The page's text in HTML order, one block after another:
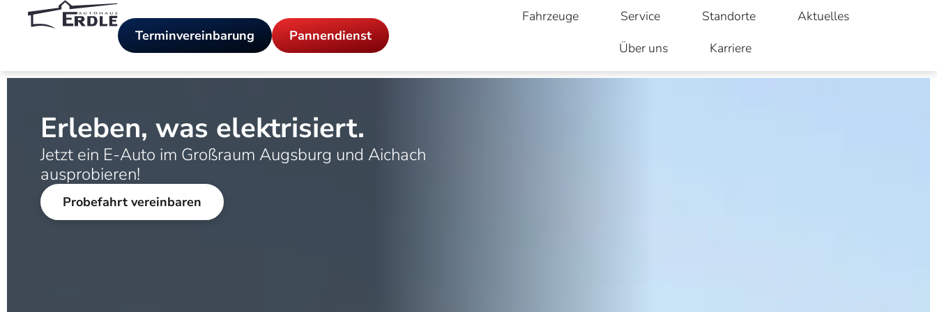
Fahrzeuge Service Standorte
Aktuelles
Über uns
Karriere
Terminvereinbarung Pannendienst
Erleben, was elektrisiert.
Jetzt ein E-Auto im Großraum Augsburg und Aichach
ausprobieren!
Probefahrt vereinbaren